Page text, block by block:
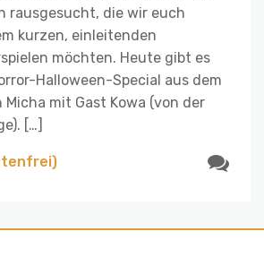
rausgesucht, die wir euch
kurzen, einleitenden
möchten. Heute gibt es
Halloween-Special aus dem
mit Gast Kowa (von der
[…]